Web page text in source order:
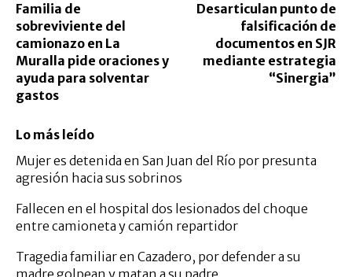
Familia de
sobreviviente del
camionazo en La
Muralla pide oraciones y
ayuda para solventar
gastos
Desarticulan punto de
falsificación de
documentos en SJR
mediante estrategia
“Sinergia”
Lo más leído
Mujer es detenida en San Juan del Río por presunta
agresión hacia sus sobrinos
Fallecen en el hospital dos lesionados del choque
entre camioneta y camión repartidor
Tragedia familiar en Cazadero, por defender a su